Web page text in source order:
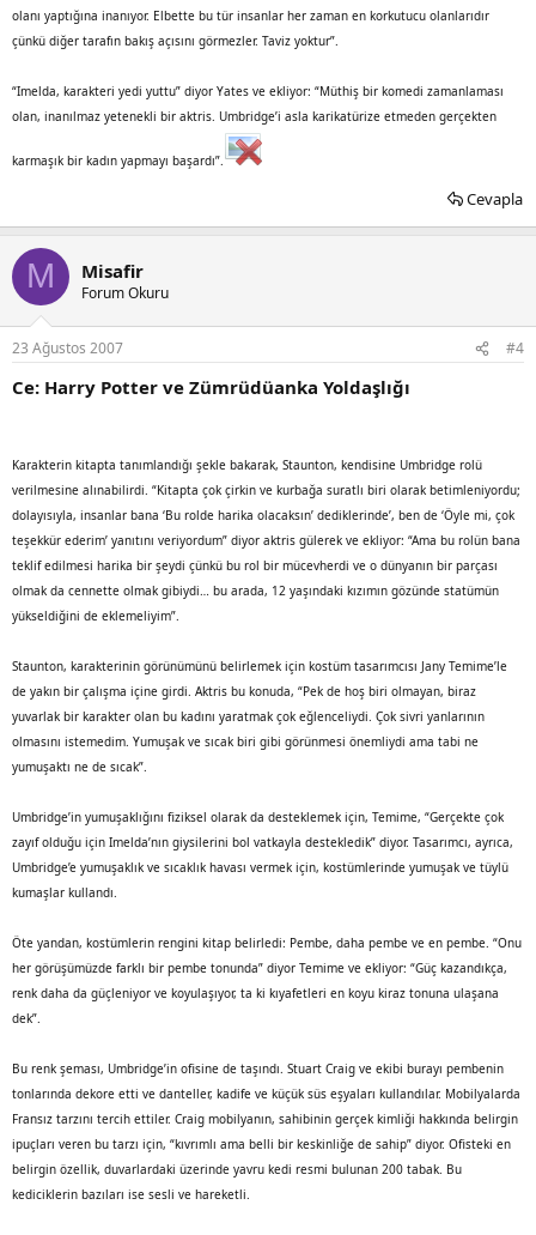
olanı yaptığına inanıyor. Elbette bu tür insanlar her zaman en korkutucu olanlarıdır
çünkü diğer tarafın bakış açısını görmezler. Taviz yoktur”.
“Imelda, karakteri yedi yuttu” diyor Yates ve ekliyor: “Müthiş bir komedi zamanlaması
olan, inanılmaz yetenekli bir aktris. Umbridge’i asla karikatürize etmeden gerçekten
karmaşık bir kadın yapmayı başardı”.
Cevapla
M Misafir
Forum Okuru
23 Ağustos 2007 #4
Ce: Harry Potter ve Zümrüdüanka Yoldaşlığı
Karakterin kitapta tanımlandığı şekle bakarak, Staunton, kendisine Umbridge rolü
verilmesine alınabilirdi. “Kitapta çok çirkin ve kurbağa suratlı biri olarak betimleniyordu;
dolayısıyla, insanlar bana ‘Bu rolde harika olacaksın’ dediklerinde’, ben de ‘Öyle mi, çok
teşekkür ederim’ yanıtını veriyordum” diyor aktris gülerek ve ekliyor: “Ama bu rolün bana
teklif edilmesi harika bir şeydi çünkü bu rol bir mücevherdi ve o dünyanın bir parçası
olmak da cennette olmak gibiydi… bu arada, 12 yaşındaki kızımın gözünde statümün
yükseldiğini de eklemeliyim”.
Staunton, karakterinin görünümünü belirlemek için kostüm tasarımcısı Jany Temime’le
de yakın bir çalışma içine girdi. Aktris bu konuda, “Pek de hoş biri olmayan, biraz
yuvarlak bir karakter olan bu kadını yaratmak çok eğlenceliydi. Çok sivri yanlarının
olmasını istemedim. Yumuşak ve sıcak biri gibi görünmesi önemliydi ama tabi ne
yumuşaktı ne de sıcak”.
Umbridge’in yumuşaklığını fiziksel olarak da desteklemek için, Temime, “Gerçekte çok
zayıf olduğu için Imelda’nın giysilerini bol vatkayla destekledik” diyor. Tasarımcı, ayrıca,
Umbridge’e yumuşaklık ve sıcaklık havası vermek için, kostümlerinde yumuşak ve tüylü
kumaşlar kullandı.
Öte yandan, kostümlerin rengini kitap belirledi: Pembe, daha pembe ve en pembe. “Onu
her görüşümüzde farklı bir pembe tonunda” diyor Temime ve ekliyor: “Güç kazandıkça,
renk daha da güçleniyor ve koyulaşıyor, ta ki kıyafetleri en koyu kiraz tonuna ulaşana
dek”.
Bu renk şeması, Umbridge’in ofisine de taşındı. Stuart Craig ve ekibi burayı pembenin
tonlarında dekore etti ve danteller, kadife ve küçük süs eşyaları kullandılar. Mobilyalarda
Fransız tarzını tercih ettiler. Craig mobilyanın, sahibinin gerçek kimliği hakkında belirgin
ipuçları veren bu tarzı için, “kıvrımlı ama belli bir keskinliğe de sahip” diyor. Ofisteki en
belirgin özellik, duvarlardaki üzerinde yavru kedi resmi bulunan 200 tabak. Bu
kediciklerin bazıları ise sesli ve hareketli.